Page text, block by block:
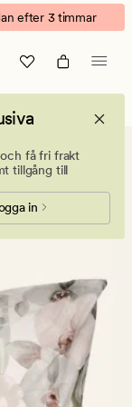
efter 3 timmar
få fri frakt
tillgång till
in